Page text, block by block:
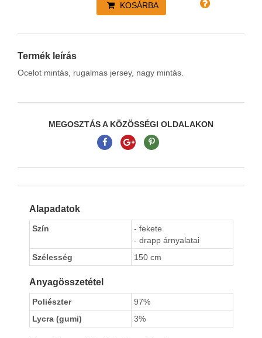
KOSÁRBA
Termék leírás
Ocelot mintás, rugalmas jersey, nagy mintás.
MEGOSZTÁS A KÖZÖSSÉGI OLDALAKON
Alapadatok
Szín
- fekete
- drapp árnyalatai
Szélesség
150 cm
Anyagösszetétel
Poliészter
97%
Lycra (gumi)
3%